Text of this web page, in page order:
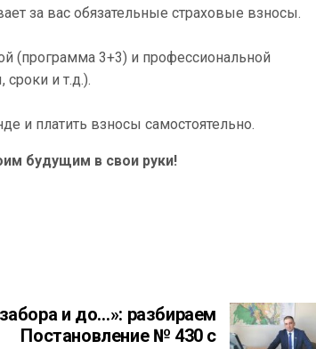
за вас обязательные страховые взносы.
(программа 3+3) и профессиональной
и т.д.).
и платить взносы самостоятельно.
будущим в свои руки!
и до…»: разбираем
Постановление № 430 с